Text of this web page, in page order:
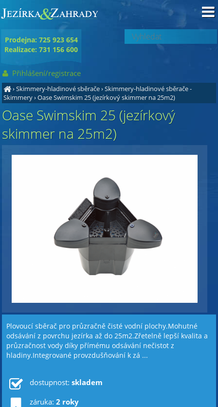
›Skimmery-hladinové sběrače›Skimmery-hladinové sběrače -
Skimmery›Oase Swimskim 25 (jezírkový skimmer na 25m2)
Oase Swimskim 25 (jezírkový
skimmer na 25m2)
Plovoucí sběrač pro průzračně čisté vodní plochy.Mohutné
odsávání z povrchu jezírka až do 25m2.Zřetelně lepší kvalita a
průzračnost vody díky přímému odsávání nečistot z
hladiny.Integrované provzdušňování k zá ...
dostupnost: skladem
záruka: 2 roky
Prodejna: 725 923 654
Realizace: 731 156 600
Přihlášení/registrace